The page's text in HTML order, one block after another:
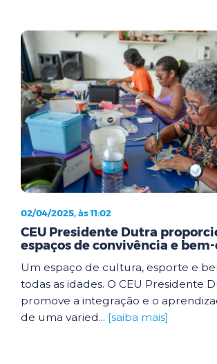
02/04/2025, às 11:02
CEU Presidente Dutra
espaços de convivência e
Um espaço de cultura, esporte e
todas as idades. O CEU Presidente
promove a integração e o
de uma varied... [saiba mais]